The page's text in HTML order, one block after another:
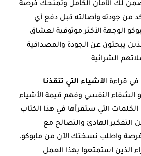
لك الأمان الكامل وتمنحك فرصة
من جودته وأصالته قبل دفع أي
الوجهة الأكثر موثوقية لعشاق
يبحثون عن الجودة والمصداقية
في قراءة الأشياء التي تنقذنا
الشفاء النفسي وفهم قيمة الأشياء
التي ستقرأها في هذا الكتاب
التفكير الهادئ والتصالح مع
واطلب نسختك الآن من مابوكو،
الذين استمتعوا بهذا العمل